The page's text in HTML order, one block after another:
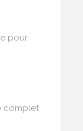
pour
complet